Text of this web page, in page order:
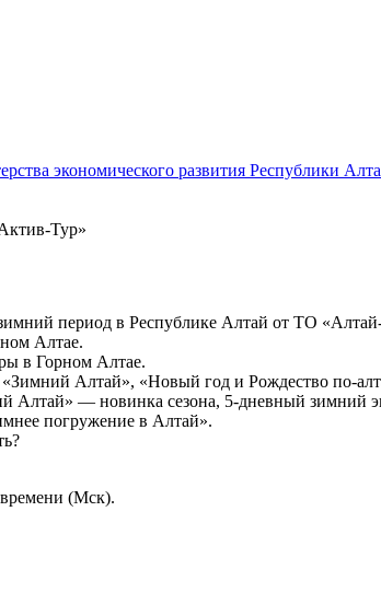
экономического развития Республики
Тур»
период в Республике Алтай от ТО
Алтае.
в Горном Алтае.
Алтай», «Новый год и Рождество по-
Алтай» — новинка сезона, 5-дневный зимний
погружение в Алтай».
времени (Мск).